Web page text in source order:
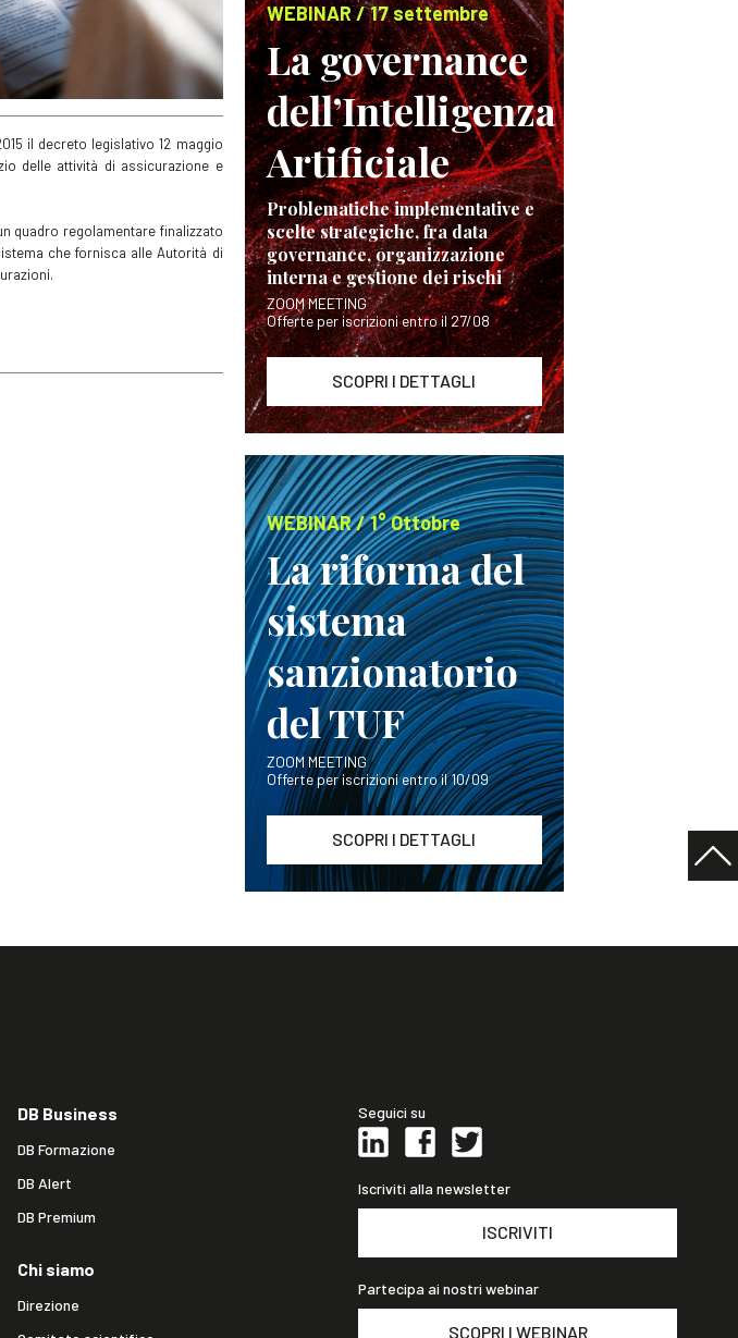
il decreto legislativo 12 maggio
delle attività di assicurazione e
quadro regolamentare finalizzato
che fornisca alle Autorità di
WEBINAR / 17 settembre
La governance
dell’Intelligenza
Artificiale
Problematiche implementative e
scelte strategiche, fra data
governance, organizzazione
interna e gestione dei rischi
ZOOM MEETING
Offerte per iscrizioni entro il 27/08
SCOPRI I DETTAGLI
WEBINAR / 1° Ottobre
La riforma del
sistema
sanzionatorio
del TUF
ZOOM MEETING
Offerte per iscrizioni entro il 10/09
SCOPRI I DETTAGLI
DB Business
DB Formazione
DB Alert
DB Premium
Chi siamo
Direzione
Seguici su
Iscriviti alla newsletter
ISCRIVITI
Partecipa ai nostri webinar
SCOPRI I WEBINAR